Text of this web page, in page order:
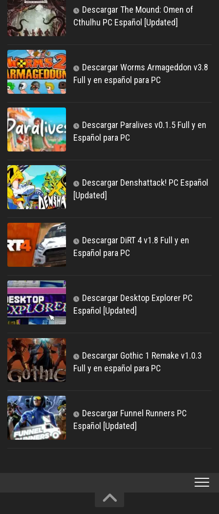
Descargar The Mound: Omen of
Cthulhu PC Español [Updated]
Descargar Worms Armageddon v3.8
Full y en español para PC
Descargar Paralives v0.1.5 Full y en
Español para PC
Descargar Denshattack! PC Español
[Updated]
Descargar DiRT 4 v1.8 Full y en
Español para PC
Descargar Desktop Explorer PC
Español [Updated]
Descargar Gothic 1 Remake v1.0.3
Full y en español para PC
Descargar Funnel Runners PC
Español [Updated]